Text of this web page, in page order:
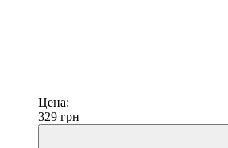
Цена:
329 грн